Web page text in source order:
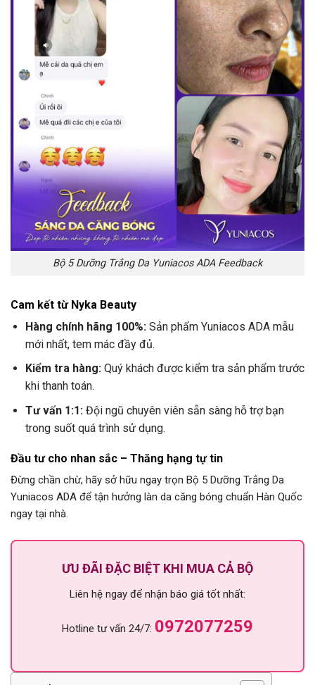
Bộ 5 Dưỡng Trắng Da Yuniacos ADA Feedback
Cam kết từ Nyka Beauty
Hàng chính hãng 100%:Sản phẩm Yuniacos ADA mẫu
mới nhất, tem mác đầy đủ.
Kiểm tra hàng:Quý khách được kiểm tra sản phẩm trước
khi thanh toán.
Tư vấn 1:1:Đội ngũ chuyên viên sẵn sàng hỗ trợ bạn
trong suốt quá trình sử dụng.
Đầu tư cho nhan sắc – Thăng hạng tự tin
Đừng chần chừ, hãy sở hữu ngay trọn Bộ 5 Dưỡng Trắng Da
Yuniacos ADA để tận hưởng làn da căng bóng chuẩn Hàn Quốc
ngay tại nhà.
ƯU ĐÃI ĐẶC BIỆT KHI MUA CẢ BỘ
Liên hệ ngay để nhận báo giá tốt nhất:
Hotline tư vấn 24/7: 0972077259